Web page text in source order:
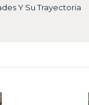
Y Su Trayectoria
Previous